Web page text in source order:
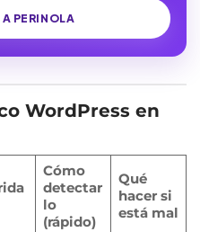
PERINOLA
WordPress en
Cómo
detectar
lo
(rápido)
Qué
hacer si
está mal